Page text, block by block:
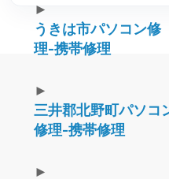
►
うきは市パソコン修
理-携帯修理
►
三井郡北野町パソコ
修理-携帯修理
►